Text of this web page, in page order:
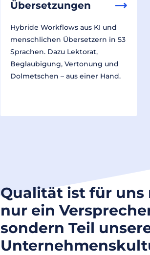
Übersetzungen
Hybride Workflows aus KI und
menschlichen Übersetzern in 53
Sprachen. Dazu Lektorat,
Beglaubigung, Vertonung und
Dolmetschen – aus einer Hand.
Qualität ist für uns
nur ein
sondern Teil